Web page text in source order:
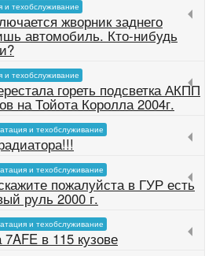
и техобслуживание
жворник заднего
автомобиль. Кто-нибудь
и техобслуживание
гореть подсветка АКПП
на Тойота Королла 2004г.
и техобслуживание
и техобслуживание
пожалуйста в ГУР есть
руль 2000 г.
и техобслуживание
в 115 кузове